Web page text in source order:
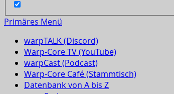
Primäres Menü
warpTALK (Discord)
Warp-Core TV (YouTube)
warpCast (Podcast)
Warp-Core Café (Stammtisch)
Datenbank von A bis Z